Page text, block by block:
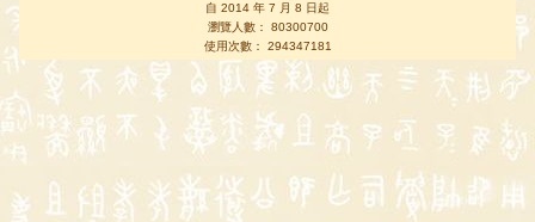
自 2014 年 7 月 8 日起
瀏覽人數： 80300700
使用次數： 294347181